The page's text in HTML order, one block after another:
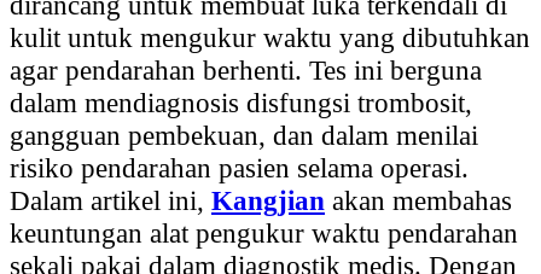
kulit untuk mengukur waktu yang dibutuhkan
agar pendarahan berhenti. Tes ini berguna
dalam mendiagnosis disfungsi trombosit,
gangguan pembekuan, dan dalam menilai
risiko pendarahan pasien selama operasi.
Dalam artikel ini, Kangjian akan membahas
keuntungan alat pengukur waktu pendarahan
sekali pakai dalam diagnostik medis. Dengan